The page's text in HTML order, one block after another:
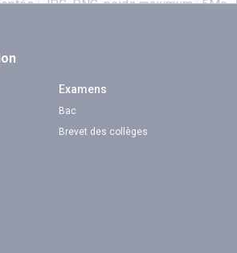
Examens
Bac
Brevet des collèges